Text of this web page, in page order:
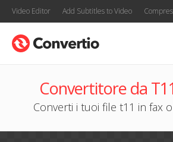
Video Editor Add Subtitles to Video
Convertitore da
Converti i tuoi file t11 in fax